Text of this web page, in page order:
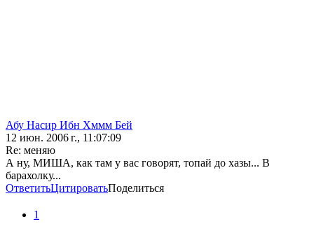
Абу Насир Ибн Хммм Бей
12 июн. 2006 г., 11:07:09
Re: меняю
А ну, МИША, как там у вас говорят, топай до хазы... В
барахолку...
ОтветитьЦитироватьПоделиться
1